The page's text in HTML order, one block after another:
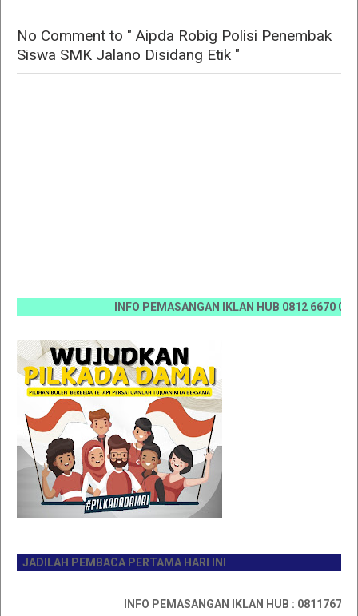
No Comment to " Aipda Robig Polisi Penembak
Siswa SMK Jalano Disidang Etik "
INFO PEMASANGAN IKLAN HUB 0812 6670 0070
PEMBACA PERTAMA HARI INI
INFO PEMASANGAN IKLAN HUB : 0811767335